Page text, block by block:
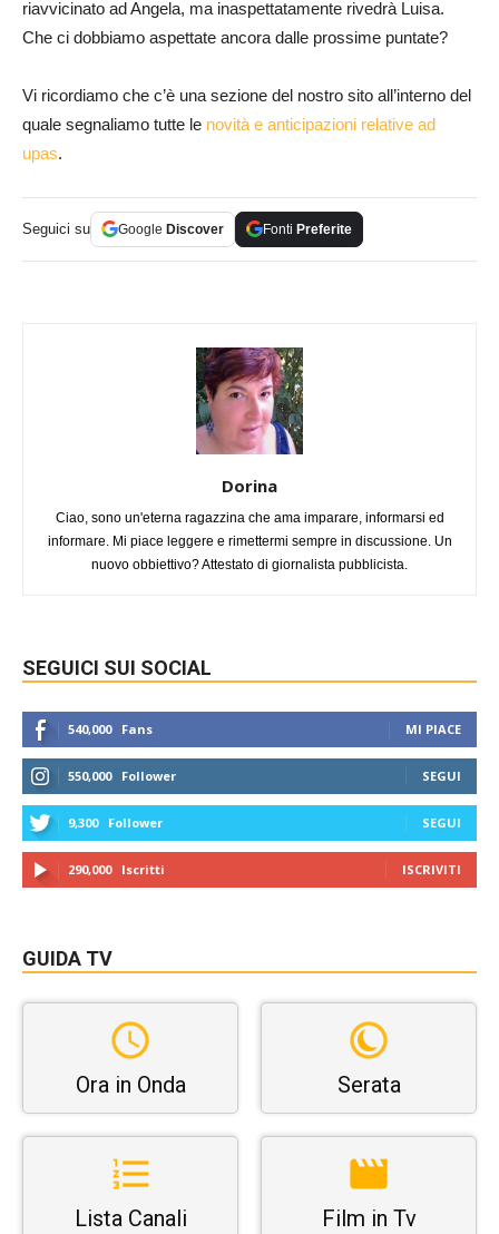
riavvicinato ad Angela, ma inaspettatamente rivedrà Luisa.
Che ci dobbiamo aspettate ancora dalle prossime puntate?
Vi ricordiamo che c’è una sezione del nostro sito all’interno del
quale segnaliamo tutte le novità e anticipazioni relative ad
upas.
Seguici su Google Discover Fonti Preferite
Dorina
Ciao, sono un'eterna ragazzina che ama imparare, informarsi ed
informare. Mi piace leggere e rimettermi sempre in discussione. Un
nuovo obbiettivo? Attestato di giornalista pubblicista.
SEGUICI SUI SOCIAL
540,000 Fans MI PIACE
550,000 Follower SEGUI
9,300 Follower SEGUI
290,000 Iscritti ISCRIVITI
GUIDA TV
Ora in Onda Serata
Lista Canali Film in Tv